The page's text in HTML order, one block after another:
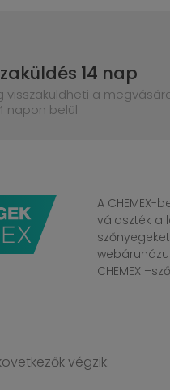
14 nap
visszaküldheti a
napon belül
A
választék a
CHEMEX
végzik: